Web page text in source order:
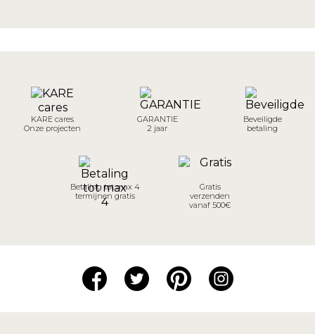
KARE cares
Onze projecten
GARANTIE
2 jaar
Beveiligde
betaling
Betaling tot max 4
termijnen gratis
Gratis
verzenden
vanaf 500€